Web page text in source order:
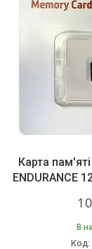
Карта
ENDURANCE
В